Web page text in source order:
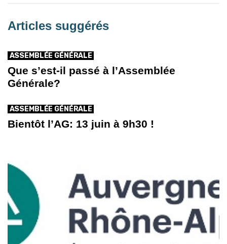
Articles suggérés
ASSEMBLÉE GÉNÉRALE
Que s’est-il passé à l’Assemblée
Générale?
ASSEMBLÉE GÉNÉRALE
Bientôt l’AG: 13 juin à 9h30 !